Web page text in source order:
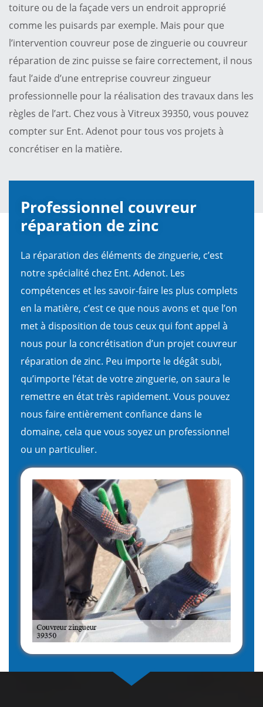
toiture ou de la façade vers un endroit approprié
comme les puisards par exemple. Mais pour que
l’intervention couvreur pose de zinguerie ou couvreur
réparation de zinc puisse se faire correctement, il nous
faut l’aide d’une entreprise couvreur zingueur
professionnelle pour la réalisation des travaux dans les
règles de l’art. Chez vous à Vitreux 39350, vous pouvez
compter sur Ent. Adenot pour tous vos projets à
concrétiser en la matière.
Professionnel couvreur
réparation de zinc
La réparation des éléments de zinguerie, c’est
notre spécialité chez Ent. Adenot. Les
compétences et les savoir-faire les plus complets
en la matière, c’est ce que nous avons et que l’on
met à disposition de tous ceux qui font appel à
nous pour la concrétisation d’un projet couvreur
réparation de zinc. Peu importe le dégât subi,
qu’importe l’état de votre zinguerie, on saura le
remettre en état très rapidement. Vous pouvez
nous faire entièrement confiance dans le
domaine, cela que vous soyez un professionnel
ou un particulier.